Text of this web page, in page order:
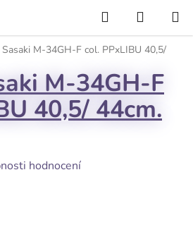
Hledat
KOŠÍK
Sasaki M-34GH-F col. PPxLIBU 40,5/
M-34GH-F
40,5/ 44cm.
hodnocení